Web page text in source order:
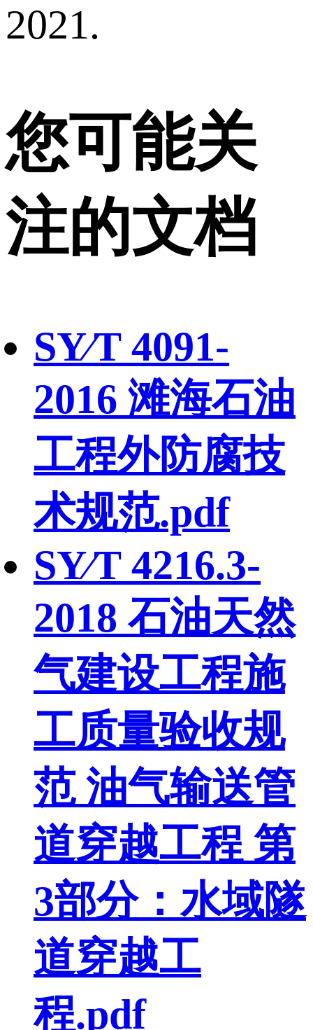
2021.
您可能关
注的文档
SY∕T 4091-
2016 滩海石油
工程外防腐技
术规范.pdf
SY∕T 4216.3-
2018 石油天然
气建设工程施
工质量验收规
范 油气输送管
道穿越工程 第
3部分：水域隧
道穿越工
程.pdf